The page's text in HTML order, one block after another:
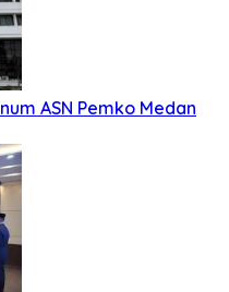
ASN Pemko Medan